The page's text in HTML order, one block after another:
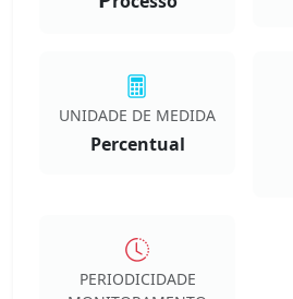
UNIDADE DE MEDIDA
Percentual
PERIODICIDADE